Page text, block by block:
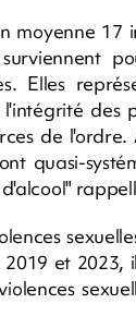
moyenne 17
Elles
des
de
quasi-
2019 et 2023,